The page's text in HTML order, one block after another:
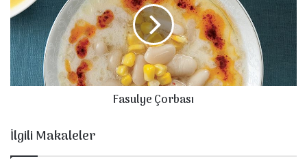
Fasulye Çorbası
İlgili Makaleler